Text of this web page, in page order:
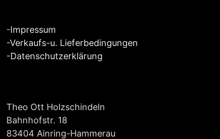
-Impressum
-Verkaufs-u. Lieferbedingungen
-Datenschutzerklärung
Theo Ott Holzschindeln
Bahnhofstr. 18
83404 Ainring-Hammerau